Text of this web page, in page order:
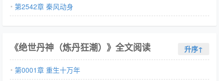
第2542章 秦风动身
《绝世丹神（炼丹狂潮）》全文阅读 升序↑
第0001章 重生十万年